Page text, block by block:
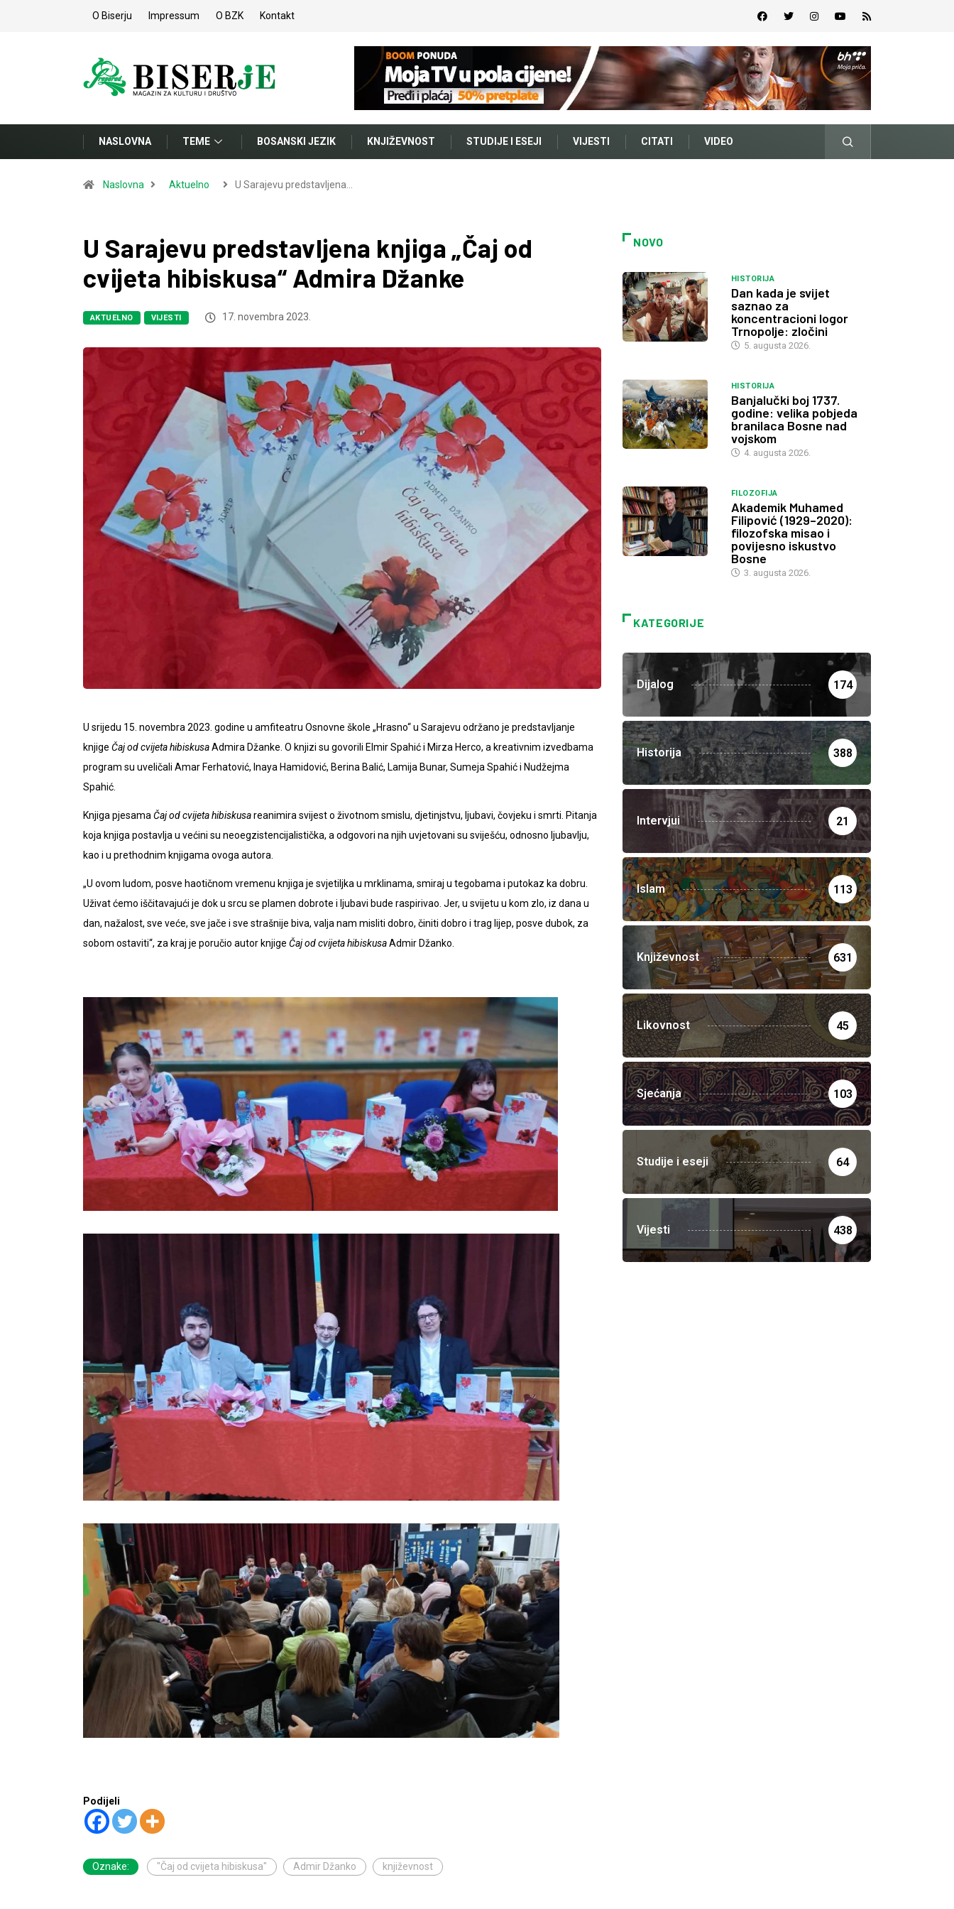
O Biserju Impressum O BZK Kontakt
NASLOVNA TEME BOSANSKI JEZIK KNJIŽEVNOST STUDIJE I ESEJI VIJESTI CITATI VIDEO
Naslovna Aktuelno U Sarajevu predstavljena…
U Sarajevu predstavljena knjiga „Čaj od
cvijeta hibiskusa“ Admira Džanke
AKTUELNO VIJESTI 17. novembra 2023.
U srijedu 15. novembra 2023. godine u amfiteatru Osnovne škole „Hrasno“ u Sarajevu održano je predstavljanje
knjige Čaj od cvijeta hibiskusaAdmira Džanke. O knjizi su govorili Elmir Spahić i Mirza Herco, a kreativnim izvedbama
program su uveličali Amar Ferhatović, Inaya Hamidović, Berina Balić, Lamija Bunar, Sumeja Spahić i Nudžejma
Spahić.
Knjiga pjesama Čaj od cvijeta hibiskusareanimira svijest o životnom smislu, djetinjstvu, ljubavi, čovjeku i smrti. Pitanja
koja knjiga postavlja u većini su neoegzistencijalistička, a odgovori na njih uvjetovani su sviješću, odnosno ljubavlju,
kao i u prethodnim knjigama ovoga autora.
„U ovom ludom, posve haotičnom vremenu knjiga je svjetiljka u mrklinama, smiraj u tegobama i putokaz ka dobru.
Uživat ćemo iščitavajući je dok u srcu se plamen dobrote i ljubavi bude raspirivao. Jer, u svijetu u kom zlo, iz dana u
dan, nažalost, sve veće, sve jače i sve strašnije biva, valja nam misliti dobro, činiti dobro i trag lijep, posve dubok, za
sobom ostaviti“, za kraj je poručio autor knjige Čaj od cvijeta hibiskusaAdmir Džanko.
Podijeli
Oznake: "Čaj od cvijeta hibiskusa" Admir Džanko književnost
NOVO
HISTORIJA
Dan kada je svijet
saznao za
koncentracioni logor
Trnopolje: zločini
5. augusta 2026.
HISTORIJA
Banjalučki boj 1737.
godine: velika pobjeda
branilaca Bosne nad
vojskom
4. augusta 2026.
FILOZOFIJA
Akademik Muhamed
Filipović (1929–2020):
filozofska misao i
povijesno iskustvo
Bosne
3. augusta 2026.
KATEGORIJE
Dijalog 174
Historija 388
Intervjui 21
Islam 113
Književnost 631
Likovnost 45
Sjećanja 103
Studije i eseji 64
Vijesti 438